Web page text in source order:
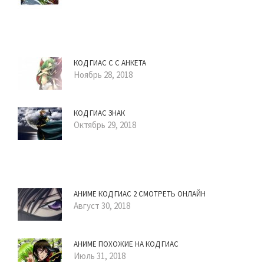
КОД ГИАС С С АНКЕТА
Ноябрь 28, 2018
КОД ГИАС ЗНАК
Октябрь 29, 2018
АНИМЕ КОД ГИАС 2 СМОТРЕТЬ ОНЛАЙН
Август 30, 2018
АНИМЕ ПОХОЖИЕ НА КОД ГИАС
Июль 31, 2018